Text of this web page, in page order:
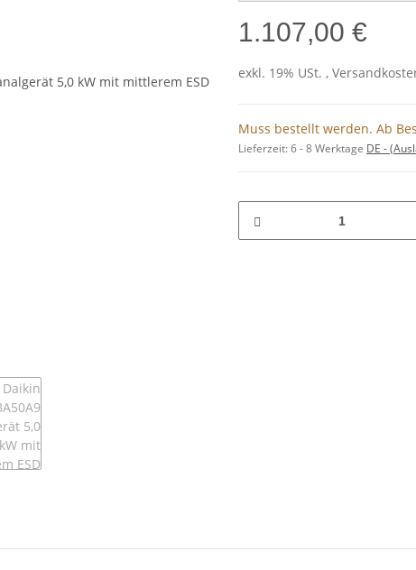
1.107,00 €
exkl. 19% USt. ,
Muss bestellt werden. Ab
Lieferzeit:6 - 8 Werktage DE -